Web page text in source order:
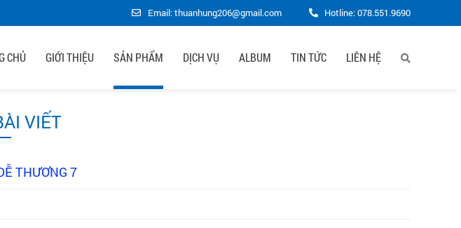
Email: thuanhung206@gmail.com Hotline:078.551.9690
CHỦ GIỚI THIỆU SẢN PHẨM DỊCH VỤ ALBUM TIN TỨC LIÊN HỆ
VIẾT
THƯƠNG 7